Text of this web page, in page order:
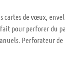
cartes de vœux,
pour perforer du
Perforateur